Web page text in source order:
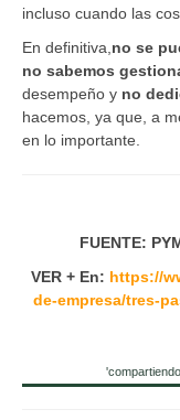
incluso cuando las
En definitiva, no se
no sabemos
desempeño y no
hacemos, ya que, a
en lo importante.
FUENTE:
VER + En: https://
de-empresa/tres-